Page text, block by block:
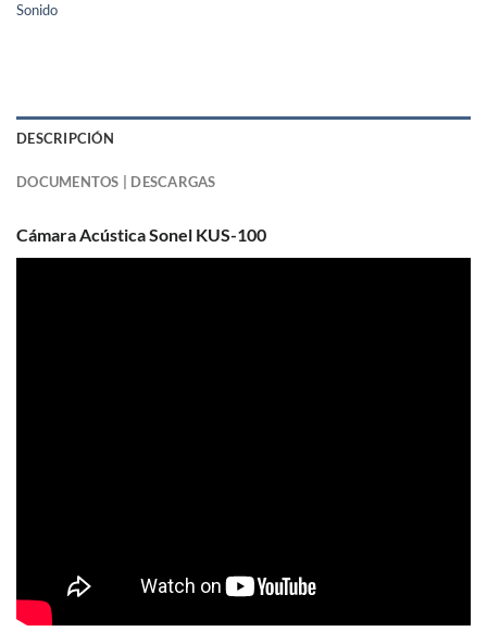
Sonido
DESCRIPCIÓN
DOCUMENTOS | DESCARGAS
Cámara AcústicaSonel KUS-100